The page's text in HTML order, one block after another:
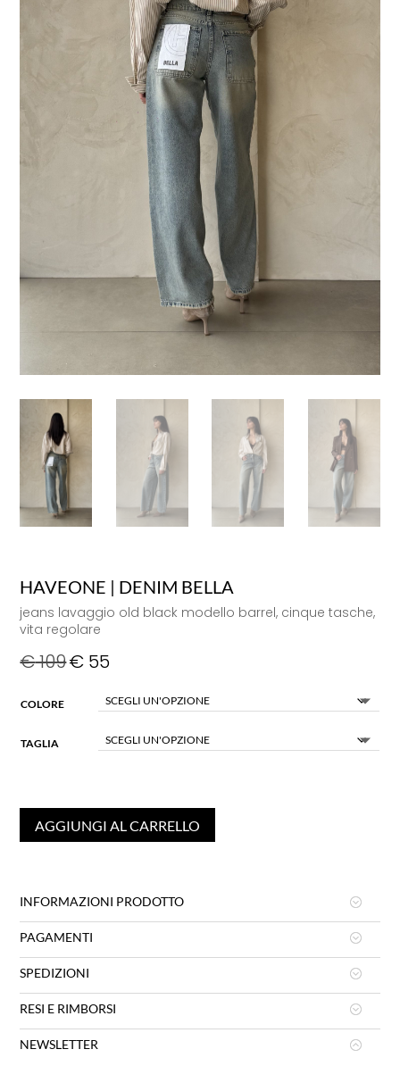
HAVEONE | DENIM BELLA
jeans lavaggio old black modello barrel, cinque tasche,
vita regolare
€109€ 55
COLORE
TAGLIA
AGGIUNGI AL CARRELLO
INFORMAZIONI PRODOTTO
PAGAMENTI
SPEDIZIONI
RESI E RIMBORSI
NEWSLETTER